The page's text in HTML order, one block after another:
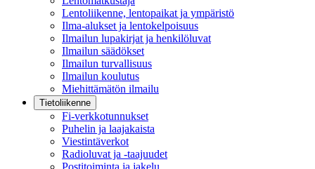
Lentoliikenne, lentopaikat ja ympäristö
Ilma-alukset ja lentokelpoisuus
Ilmailun lupakirjat ja henkilöluvat
Ilmailun säädökset
Ilmailun turvallisuus
Ilmailun koulutus
Miehittämätön ilmailu
Tietoliikenne
Fi-verkkotunnukset
Puhelin ja laajakaista
Viestintäverkot
Radioluvat ja -taajuudet
Postitoiminta ja jakelu